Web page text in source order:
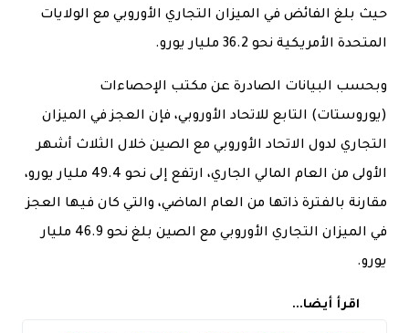
حيث بلغ الفائض في الميزان التجاري الأوروبي مع الولايات
المتحدة الأمريكية نحو 36.2 مليار يورو.
وبحسب البيانات الصادرة عن مكتب الإحصاءات
(يوروستات) التابع للاتحاد الأوروبي، فإن العجز في الميزان
التجاري لدول الاتحاد الأوروبي مع الصين خلال الثلاث أشهر
الأولى من العام المالي الجاري، ارتفع إلى نحو 49.4 مليار يورو،
مقارنة بالفترة ذاتها من العام الماضي، والتي كان فيها العجز
في الميزان التجاري الأوروبي مع الصين بلغ نحو 46.9 مليار
يورو.
اقرأ أيضا...